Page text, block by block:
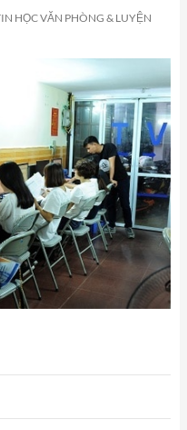
HỌC VĂN PHÒNG & LUYỆN